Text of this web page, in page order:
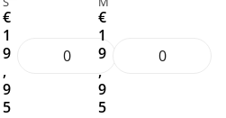
€
1
9
,
9
5
€
1
9
,
9
5